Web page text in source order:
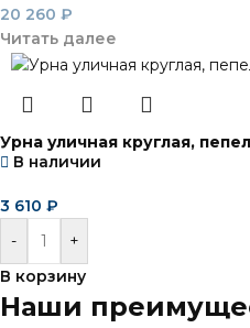
20 260 ₽
Читать далее
Урна уличная круглая,
В наличии
3 610 ₽
-
+
В корзину
Наши